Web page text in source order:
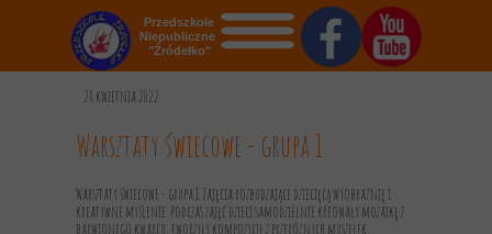
STRONA GŁÓWNA
OGŁOSZENIA
Przedszkole
Niepubliczne
"Źródełko"
28 kwietnia 2022
Warsztaty świecowe - grupa 1
Warsztaty świecowe - grupa 1. Zajęcia rozbudzające dziecięcą wyobraźnię i
kreatywne myślenie. Podczas zajęć dzieci samodzielnie kreowały mozaikę z
barwionego kwarcu, tworzyły kompozycję z przeróżnych muszelek,